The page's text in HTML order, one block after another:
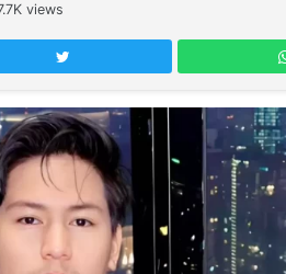
views